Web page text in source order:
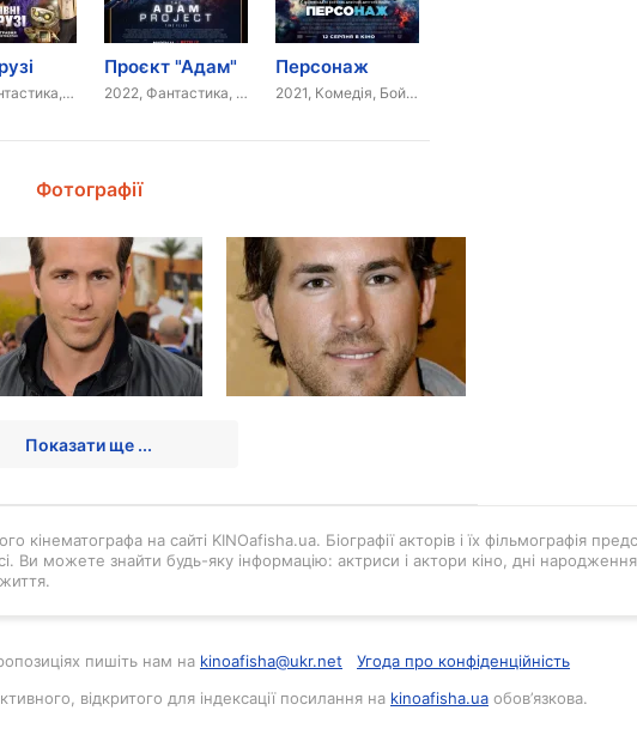
2024, Фантастика, Пригоди
Проєкт "Адам"
2022, Фантастика, Комедія, Бойовик, Пригоди
Персонаж
2021, Комедія, Бойовик
Фотографії
Показати ще ...
кінематографа на сайті KINOafisha.ua. Біографії акторів і їх фільмографія
Ви можете знайти будь-яку інформацію: актриси і актори кіно, дні
пишіть нам на kinoafisha@ukr.net
Угода про конфіденційність
відкритого для індексації посилання на kinoafisha.ua обов’язкова.